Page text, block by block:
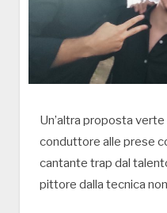
Un’altra proposta verte
conduttore alle prese
cantante trap dal
pittore dalla tecnica